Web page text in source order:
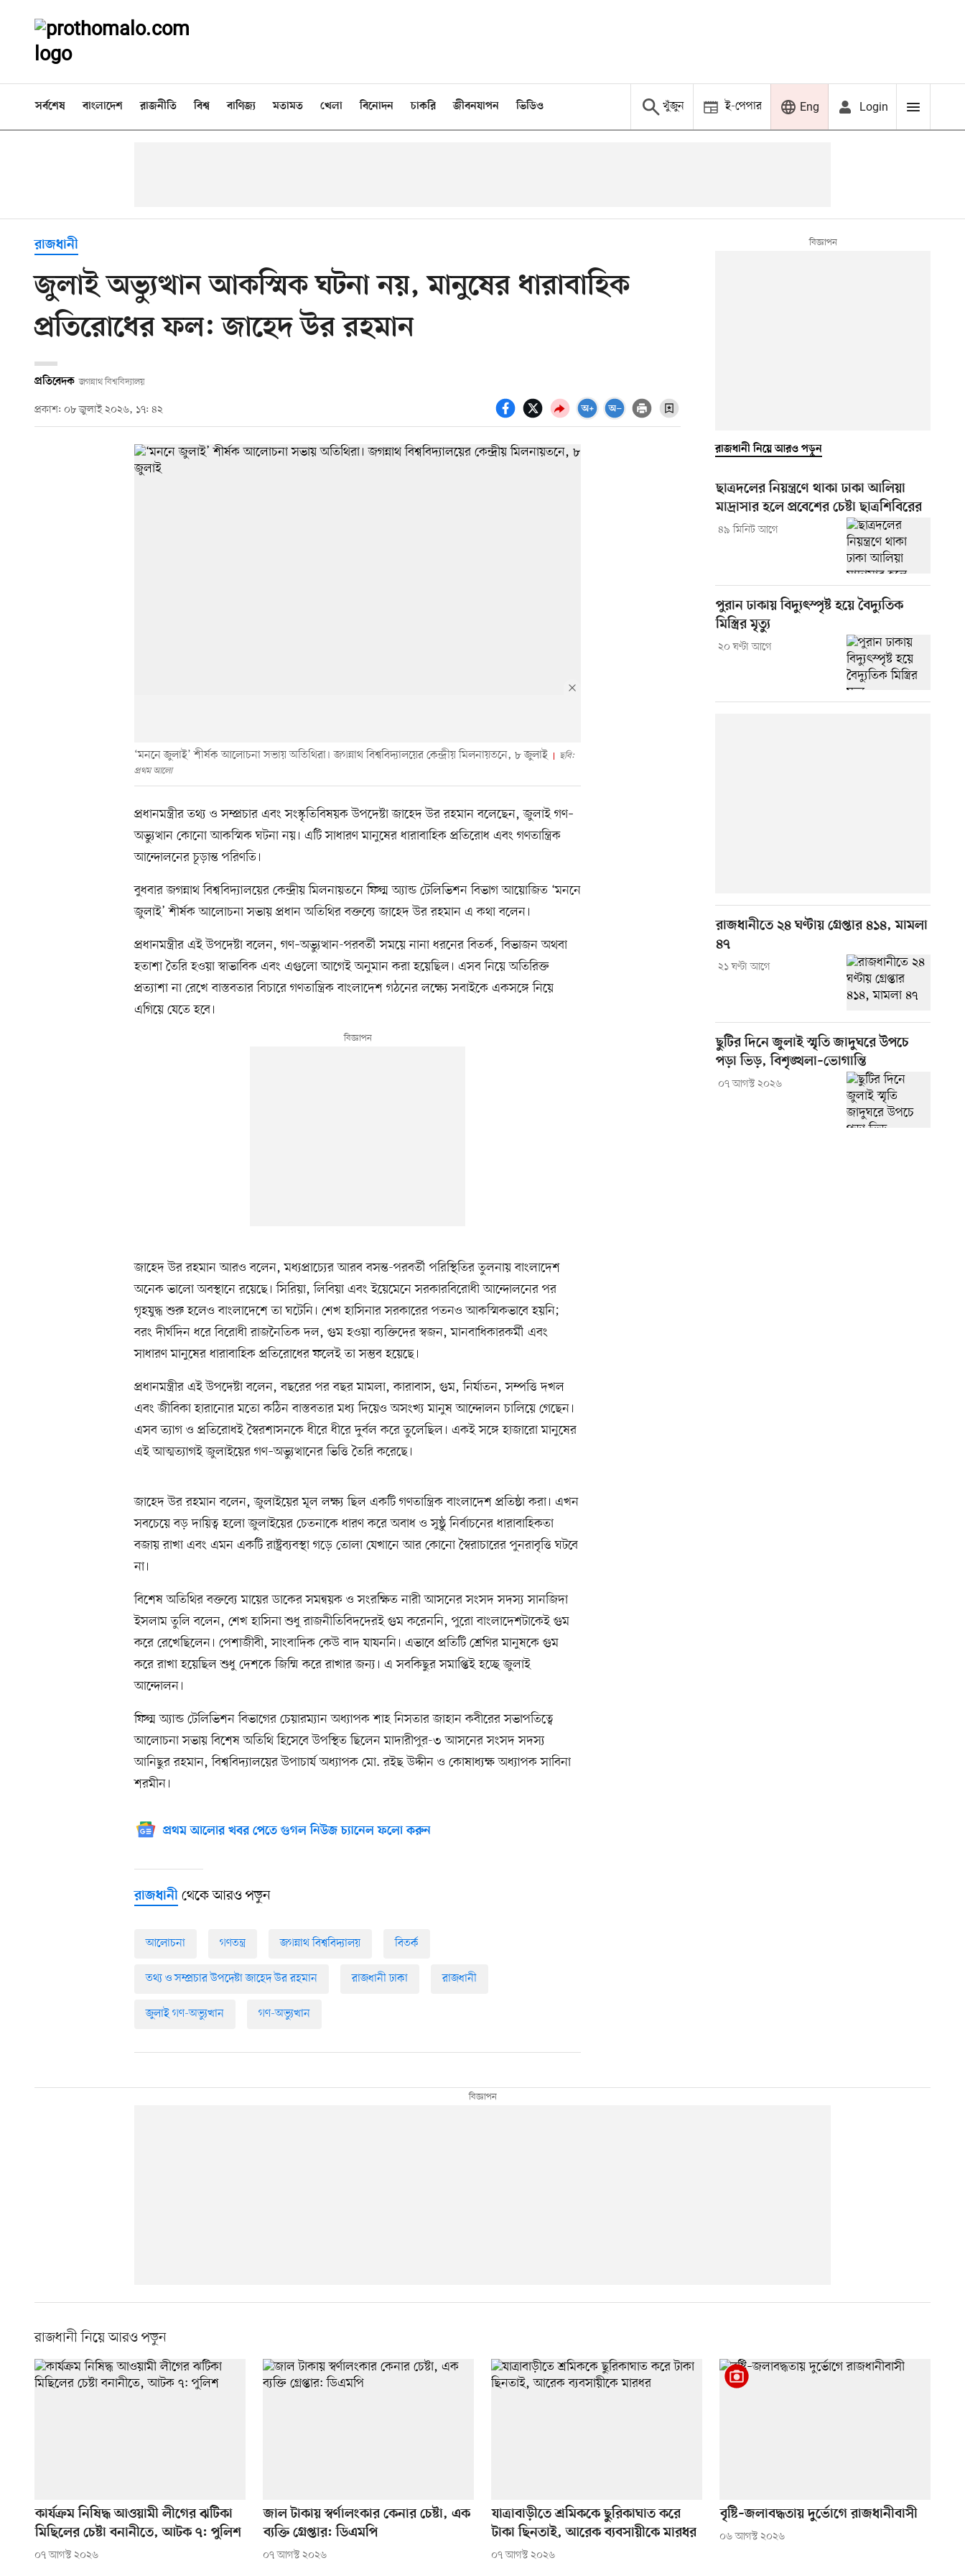
সর্বশেষ বাংলাদেশ রাজনীতি বিশ্ব বাণিজ্য মতামত খেলা বিনোদন চাকরি জীবনযাপন ভিডিও খুঁজুন ই-পেপার Eng Login
রাজধানী
জুলাই অভ্যুত্থান আকস্মিক ঘটনা নয়, মানুষের ধারাবাহিক
প্রতিরোধের ফল: জাহেদ উর রহমান
প্রতিবেদক জগন্নাথ বিশ্ববিদ্যালয়
প্রকাশ: ০৮ জুলাই ২০২৬, ১৭: ৪২
‘মননে জুলাই’ শীর্ষক আলোচনা সভায় অতিথিরা। জগন্নাথ বিশ্ববিদ্যালয়ের কেন্দ্রীয় মিলনায়তনে, ৮ জুলাই
ছবি:
প্রথম আলো
প্রধানমন্ত্রীর তথ্য ও সম্প্রচার এবং সংস্কৃতিবিষয়ক উপদেষ্টা জাহেদ উর রহমান বলেছেন, জুলাই গণ–
অভ্যুত্থান কোনো আকস্মিক ঘটনা নয়। এটি সাধারণ মানুষের ধারাবাহিক প্রতিরোধ এবং গণতান্ত্রিক
আন্দোলনের চূড়ান্ত পরিণতি।
বুধবার জগন্নাথ বিশ্ববিদ্যালয়ের কেন্দ্রীয় মিলনায়তনে ফিল্ম অ্যান্ড টেলিভিশন বিভাগ আয়োজিত ‘মননে
জুলাই’ শীর্ষক আলোচনা সভায় প্রধান অতিথির বক্তব্যে জাহেদ উর রহমান এ কথা বলেন।
প্রধানমন্ত্রীর এই উপদেষ্টা বলেন, গণ–অভ্যুত্থান-পরবর্তী সময়ে নানা ধরনের বিতর্ক, বিভাজন অথবা
হতাশা তৈরি হওয়া স্বাভাবিক এবং এগুলো আগেই অনুমান করা হয়েছিল। এসব নিয়ে অতিরিক্ত
প্রত্যাশা না রেখে বাস্তবতার বিচারে গণতান্ত্রিক বাংলাদেশ গঠনের লক্ষ্যে সবাইকে একসঙ্গে নিয়ে
এগিয়ে যেতে হবে।
জাহেদ উর রহমান আরও বলেন, মধ্যপ্রাচ্যের আরব বসন্ত-পরবর্তী পরিস্থিতির তুলনায় বাংলাদেশ
অনেক ভালো অবস্থানে রয়েছে। সিরিয়া, লিবিয়া এবং ইয়েমেনে সরকারবিরোধী আন্দোলনের পর
গৃহযুদ্ধ শুরু হলেও বাংলাদেশে তা ঘটেনি। শেখ হাসিনার সরকারের পতনও আকস্মিকভাবে হয়নি;
বরং দীর্ঘদিন ধরে বিরোধী রাজনৈতিক দল, গুম হওয়া ব্যক্তিদের স্বজন, মানবাধিকারকর্মী এবং
সাধারণ মানুষের ধারাবাহিক প্রতিরোধের ফলেই তা সম্ভব হয়েছে।
প্রধানমন্ত্রীর এই উপদেষ্টা বলেন, বছরের পর বছর মামলা, কারাবাস, গুম, নির্যাতন, সম্পত্তি দখল
এবং জীবিকা হারানোর মতো কঠিন বাস্তবতার মধ্য দিয়েও অসংখ্য মানুষ আন্দোলন চালিয়ে গেছেন।
এসব ত্যাগ ও প্রতিরোধই স্বৈরশাসনকে ধীরে ধীরে দুর্বল করে তুলেছিল। একই সঙ্গে হাজারো মানুষের
এই আত্মত্যাগই জুলাইয়ের গণ–অভ্যুত্থানের ভিত্তি তৈরি করেছে।
জাহেদ উর রহমান বলেন, জুলাইয়ের মূল লক্ষ্য ছিল একটি গণতান্ত্রিক বাংলাদেশ প্রতিষ্ঠা করা। এখন
সবচেয়ে বড় দায়িত্ব হলো জুলাইয়ের চেতনাকে ধারণ করে অবাধ ও সুষ্ঠু নির্বাচনের ধারাবাহিকতা
বজায় রাখা এবং এমন একটি রাষ্ট্রব্যবস্থা গড়ে তোলা যেখানে আর কোনো স্বৈরাচারের পুনরাবৃত্তি ঘটবে
না।
বিশেষ অতিথির বক্তব্যে মায়ের ডাকের সমন্বয়ক ও সংরক্ষিত নারী আসনের সংসদ সদস্য সানজিদা
ইসলাম তুলি বলেন, শেখ হাসিনা শুধু রাজনীতিবিদদেরই গুম করেননি, পুরো বাংলাদেশটাকেই গুম
করে রেখেছিলেন। পেশাজীবী, সাংবাদিক কেউ বাদ যাযননি। এভাবে প্রতিটি শ্রেণির মানুষকে গুম
করে রাখা হয়েছিল শুধু দেশকে জিম্মি করে রাখার জন্য। এ সবকিছুর সমাপ্তিই হচ্ছে জুলাই
আন্দোলন।
ফিল্ম অ্যান্ড টেলিভিশন বিভাগের চেয়ারম্যান অধ্যাপক শাহ নিসতার জাহান কবীরের সভাপতিত্বে
আলোচনা সভায় বিশেষ অতিথি হিসেবে উপস্থিত ছিলেন মাদারীপুর-৩ আসনের সংসদ সদস্য
আনিছুর রহমান, বিশ্ববিদ্যালয়ের উপাচার্য অধ্যাপক মো. রইছ উদ্দীন ও কোষাধ্যক্ষ অধ্যাপক সাবিনা
শরমীন।
প্রথম আলোর খবর পেতে গুগল নিউজ চ্যানেল ফলো করুন
রাজধানী থেকে আরও পড়ুন
আলোচনা গণতন্ত্র জগন্নাথ বিশ্ববিদ্যালয় বিতর্ক
তথ্য ও সম্প্রচার উপদেষ্টা জাহেদ উর রহমান রাজধানী ঢাকা রাজধানী
জুলাই গণ-অভ্যুত্থান গণ-অভ্যুত্থান
রাজধানী নিয়ে আরও পড়ুন
ছাত্রদলের নিয়ন্ত্রণে থাকা ঢাকা আলিয়া
মাদ্রাসার হলে প্রবেশের চেষ্টা ছাত্রশিবিরের
৪৯ মিনিট আগে
পুরান ঢাকায় বিদ্যুৎস্পৃষ্ট হয়ে বৈদ্যুতিক
মিস্ত্রির মৃত্যু
২০ ঘণ্টা আগে
রাজধানীতে ২৪ ঘণ্টায় গ্রেপ্তার ৪১৪, মামলা
৪৭
২১ ঘণ্টা আগে
ছুটির দিনে জুলাই স্মৃতি জাদুঘরে উপচে
পড়া ভিড়, বিশৃঙ্খলা–ভোগান্তি
০৭ আগস্ট ২০২৬
রাজধানী নিয়ে আরও পড়ুন
কার্যক্রম নিষিদ্ধ আওয়ামী লীগের ঝটিকা
মিছিলের চেষ্টা বনানীতে, আটক ৭: পুলিশ
০৭ আগস্ট ২০২৬
জাল টাকায় স্বর্ণালংকার কেনার চেষ্টা, এক
ব্যক্তি গ্রেপ্তার: ডিএমপি
০৭ আগস্ট ২০২৬
যাত্রাবাড়ীতে শ্রমিককে ছুরিকাঘাত করে
টাকা ছিনতাই, আরেক ব্যবসায়ীকে মারধর
০৭ আগস্ট ২০২৬
বৃষ্টি–জলাবদ্ধতায় দুর্ভোগে রাজধানীবাসী
০৬ আগস্ট ২০২৬